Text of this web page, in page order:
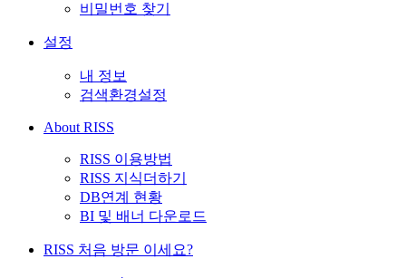
비밀번호 찾기
설정
내 정보
검색환경설정
About RISS
RISS 이용방법
RISS 지식더하기
DB연계 현황
BI 및 배너 다운로드
RISS 처음 방문 이세요?